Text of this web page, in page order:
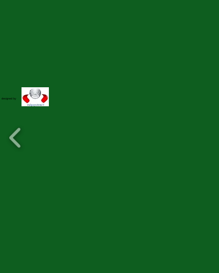
designed by